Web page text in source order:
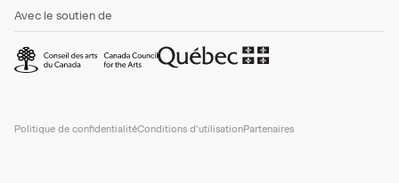
Avec le soutien de
Politique de confidentialitéConditions d’utilisationPartenaires